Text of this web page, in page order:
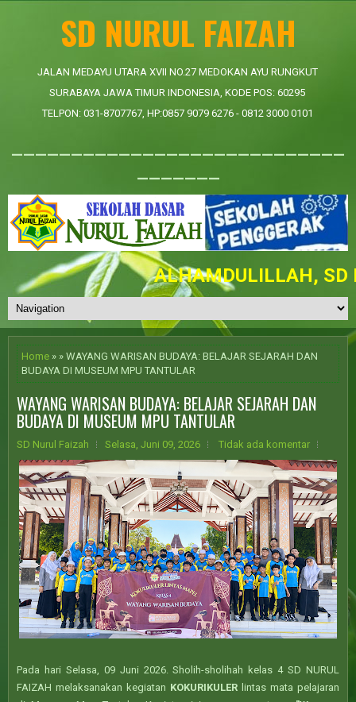
SD NURUL FAIZAH
JALAN MEDAYU UTARA XVII NO.27 MEDOKAN AYU RUNGKUT
SURABAYA JAWA TIMUR INDONESIA, KODE POS: 60295
TELPON: 031-8707767, HP:0857 9079 6276 - 0812 3000 0101
____________________________
_______
ALHAMDULILLAH, SD
Home » » WAYANG WARISAN BUDAYA: BELAJAR SEJARAH DAN
BUDAYA DI MUSEUM MPU TANTULAR
WAYANG WARISAN BUDAYA: BELAJAR SEJARAH DAN
BUDAYA DI MUSEUM MPU TANTULAR
SD Nurul Faizah Selasa, Juni 09, 2026 Tidak ada komentar
Pada hari Selasa, 09 Juni 2026. Sholih-sholihah kelas 4 SD NURUL
FAIZAH melaksanakan kegiatan KOKURIKULER lintas mata pelajaran